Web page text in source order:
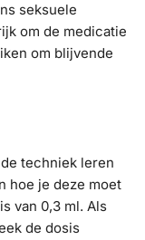
seksuele
om de medicatie
om blijvende
techniek leren
hoe je deze moet
van 0,3 ml. Als
de dosis